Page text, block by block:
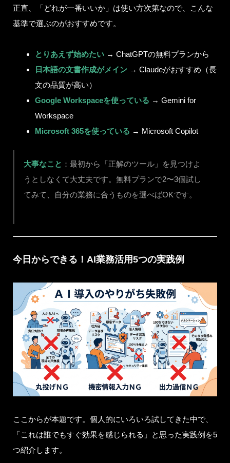
正直、「どれが一番いいか」は使い方次第なので、こんな
基準で選ぶのがおすすめです。
とりあえず始めたい→ ChatGPTの無料プランから
日本語の文書作成がメイン→ Claudeがおすすめ（長
文の品質が高い）
Google Workspaceを使っている → Gemini for
Workspace
Microsoft 365を使っている → Microsoft Copilot
大事なこと ：最初から「正解のツール」を見つけよ
うとしなくて大丈夫です。無料プランで2〜3個試し
てみて、自分の業務に合うものを選べばOKです。
今日からできる！AI業務活用5つの実践例
ここからが本題です。個人的にいろいろ試してきた中で、
「これは誰でもすぐ効果を感じられる」と思った実践例を5
つ紹介します。